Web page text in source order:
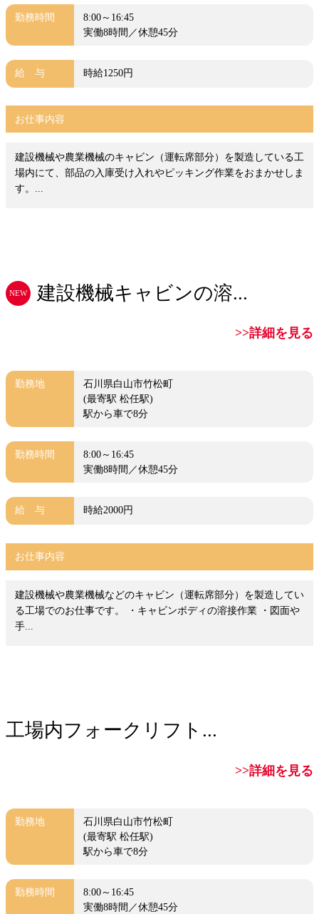
勤務時間
8:00～16:45
実働8時間／休憩45分
給 与 時給1250円
お仕事内容
建設機械や農業機械のキャビン（運転席部分）を製造している工
場内にて、部品の入庫受け入れやピッキング作業をおまかせしま
す。...
NEW 建設機械キャビンの溶...
>>詳細を見る
勤務地
石川県白山市竹松町
(最寄駅 松任駅)
駅から車で8分
勤務時間
8:00～16:45
実働8時間／休憩45分
給 与 時給2000円
お仕事内容
建設機械や農業機械などのキャビン（運転席部分）を製造してい
る工場でのお仕事です。 ・キャビンボディの溶接作業 ・図面や
手...
工場内フォークリフト...
>>詳細を見る
勤務地
石川県白山市竹松町
(最寄駅 松任駅)
駅から車で8分
勤務時間
8:00～16:45
実働8時間／休憩45分